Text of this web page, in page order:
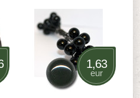
1,63
eur